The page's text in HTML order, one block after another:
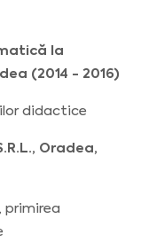
la
(2014 - 2016)
didactice
Oradea,
primirea